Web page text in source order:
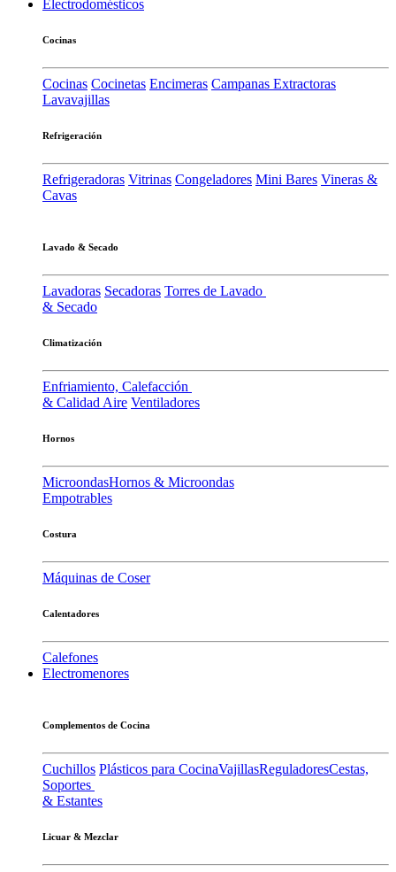
Electrodomésticos
Cocinas
Cocinas Cocinetas Encimeras Campanas Extractoras
Lavavajillas
Refrigeración
Refrigeradoras Vitrinas Congeladores Mini Bares Vineras &
Cavas
Lavado & Secado
Lavadoras Secadoras Torres de Lavado
& Secado
Climatización
Enfriamiento, Calefacción
& Calidad Aire Ventiladores
Hornos
MicroondasHornos & Microondas
Empotrables
Costura
Máquinas de Coser
Calentadores
Calefones
Electromenores
Complementos de Cocina
Cuchillos Plásticos para CocinaVajillasReguladoresCestas,
Soportes
& Estantes
Licuar & Mezclar